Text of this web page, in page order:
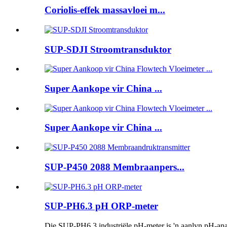
Coriolis-effek massavloei m...
SUP-SDJI Stroomtransduktor
Super Aankope vir China ...
Super Aankope vir China ...
SUP-P450 2088 Membraanpers...
SUP-PH6.3 pH ORP-meter